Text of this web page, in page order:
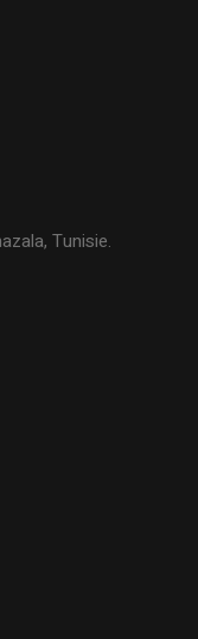
Tunisie.